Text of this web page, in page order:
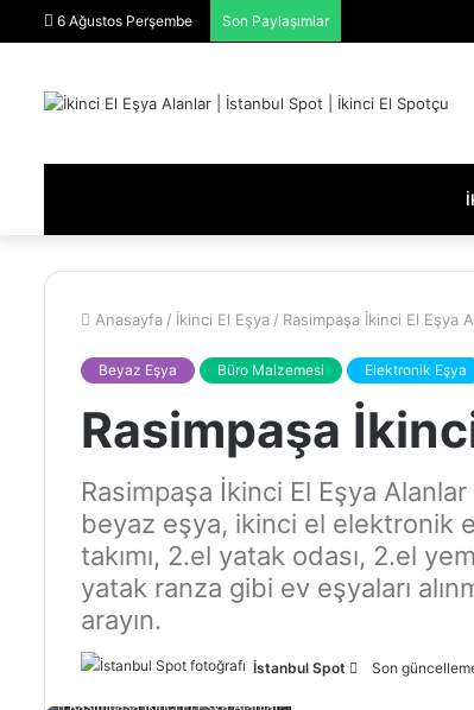
6 Ağustos Perşembe Son Paylaşımlar
Anasayfa / İkinci El Eşya / Rasimpaşa İkinci El Eşya
Beyaz Eşya Büro Malzemesi Elektronik Eşya
Rasimpaşa
Rasimpaşa İkinci El Eşya
beyaz eşya, ikinci el elektronik
takımı, 2.el yatak odası, 2.el
yatak ranza gibi ev eşyaları
arayın.
İstanbul Spot Son
Rasimpaşa İkinci El Eşya Alanlar